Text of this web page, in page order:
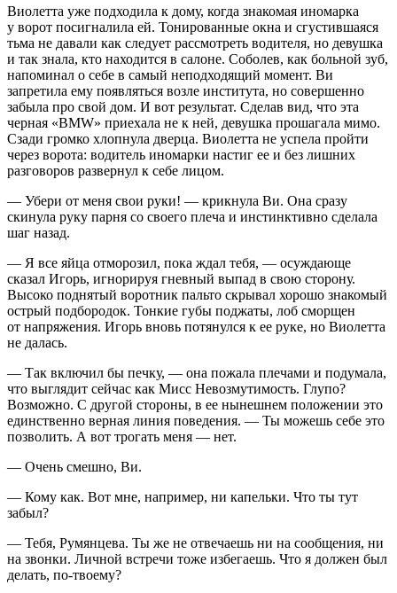
Виолетта уже подходила к дому, когда знакомая иномарка
у ворот посигналила ей. Тонированные окна и сгустившаяся
тьма не давали как следует рассмотреть водителя, но девушка
и так знала, кто находится в салоне. Соболев, как больной зуб,
напоминал о себе в самый неподходящий момент. Ви
запретила ему появляться возле института, но совершенно
забыла про свой дом. И вот результат. Сделав вид, что эта
черная «BMW» приехала не к ней, девушка прошагала мимо.
Сзади громко хлопнула дверца. Виолетта не успела пройти
через ворота: водитель иномарки настиг ее и без лишних
разговоров развернул к себе лицом.
— Убери от меня свои руки! — крикнула Ви. Она сразу
скинула руку парня со своего плеча и инстинктивно сделала
шаг назад.
— Я все яйца отморозил, пока ждал тебя, — осуждающе
сказал Игорь, игнорируя гневный выпад в свою сторону.
Высоко поднятый воротник пальто скрывал хорошо знакомый
острый подбородок. Тонкие губы поджаты, лоб сморщен
от напряжения. Игорь вновь потянулся к ее руке, но Виолетта
не далась.
— Так включил бы печку, — она пожала плечами и подумала,
что выглядит сейчас как Мисс Невозмутимость. Глупо?
Возможно. С другой стороны, в ее нынешнем положении это
единственно верная линия поведения. — Ты можешь себе это
позволить. А вот трогать меня — нет.
— Очень смешно, Ви.
— Кому как. Вот мне, например, ни капельки. Что ты тут
забыл?
— Тебя, Румянцева. Ты же не отвечаешь ни на сообщения, ни
на звонки. Личной встречи тоже избегаешь. Что я должен был
делать, по-твоему?